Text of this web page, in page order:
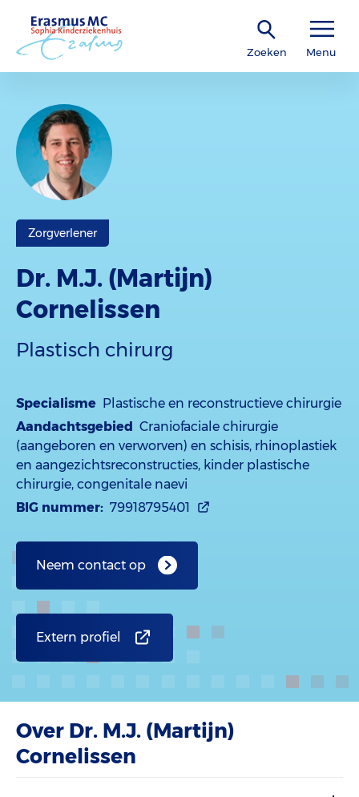
Zoeken Menu
Zorgverlener
Dr. M.J. (Martijn)
Cornelissen
Plastisch chirurg
Specialisme Plastische en reconstructieve chirurgie
Aandachtsgebied Craniofaciale chirurgie
(aangeboren en verworven) en schisis, rhinoplastiek
en aangezichtsreconstructies, kinder plastische
chirurgie, congenitale naevi
BIG nummer: 79918795401
Neem contact op
Extern profiel
Over Dr. M.J. (Martijn)
Cornelissen